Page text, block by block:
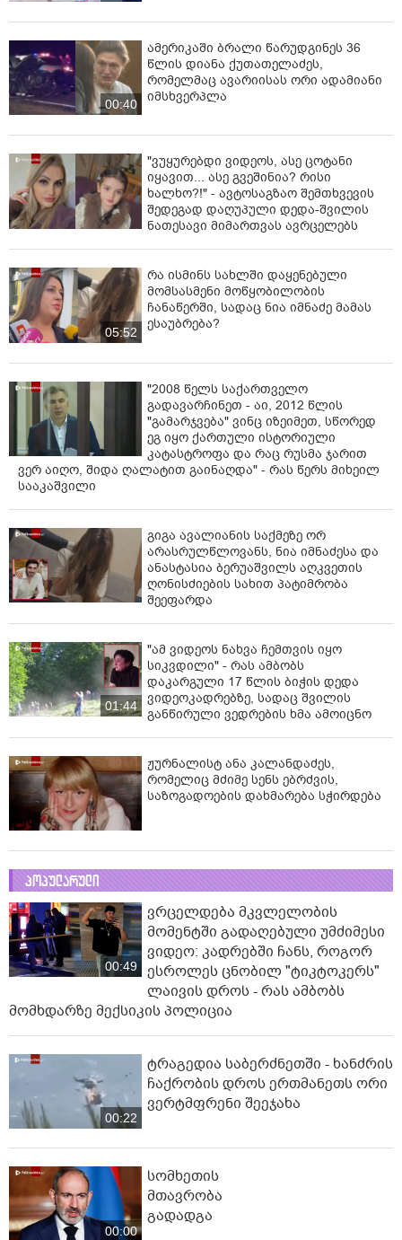
00:40
ამერიკაში ბრალი წარუდგინეს 36
წლის დიანა ქუთათელაძეს,
რომელმაც ავარიისას ორი ადამიანი
იმსხვერპლა
"ვუყურებდი ვიდეოს, ასე ცოტანი
იყავით... ასე გვეშინია? რისი
ხალხო?!" - ავტოსაგზაო შემთხვევის
შედეგად დაღუპული დედა-შვილის
ნათესავი მიმართვას ავრცელებს
05:52
რა ისმინს სახლში დაყენებული
მომსასმენი მოწყობილობის
ჩანაწერში, სადაც ნია იმნაძე მამას
ესაუბრება?
"2008 წელს საქართველო
გადავარჩინეთ - აი, 2012 წლის
"გამარჯვება" ვინც იზეიმეთ, სწორედ
ეგ იყო ქართული ისტორიული
კატასტროფა და რაც რუსმა ჯარით
ვერ აიღო, შიდა ღალატით გაინაღდა" - რას წერს მიხეილ
სააკაშვილი
გიგა ავალიანის საქმეზე ორ
არასრულწლოვანს, ნია იმნაძესა და
ანასტასია ბერუაშვილს აღკვეთის
ღონისძიების სახით პატიმრობა
შეეფარდა
01:44
"ამ ვიდეოს ნახვა ჩემთვის იყო
სიკვდილი" - რას ამბობს
დაკარგული 17 წლის ბიჭის დედა
ვიდეოკადრებზე, სადაც შვილის
განწირული ვედრების ხმა ამოიცნო
ჟურნალისტ ანა კალანდაძეს,
რომელიც მძიმე სენს ებრძვის,
საზოგადოების დახმარება სჭირდება
პოპულარული
00:49
ვრცელდება მკვლელობის
მომენტში გადაღებული უმძიმესი
ვიდეო: კადრებში ჩანს, როგორ
ესროლეს ცნობილ "ტიკტოკერს"
ლაივის დროს - რას ამბობს
მომხდარზე მექსიკის პოლიცია
00:22
ტრაგედია საბერძნეთში - ხანძრის
ჩაქრობის დროს ერთმანეთს ორი
ვერტმფრენი შეეჯახა
00:00
სომხეთის
მთავრობა
გადადგა